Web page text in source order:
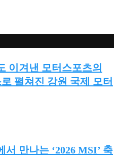
이겨낸 모터스포츠의
펼쳐진 강원 국제 모터
만나는 ‘2026 MSI’ 축